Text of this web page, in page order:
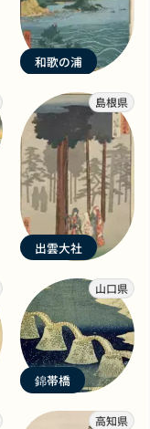
和歌の浦
島根県
出雲大社
山口県
錦帯橋
高知県